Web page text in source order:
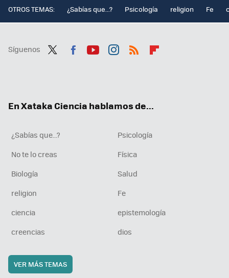
OTROS TEMAS: ¿Sabías que...? Psicología religion Fe
Síguenos
En Xataka Ciencia hablamos de...
¿Sabías que...?
Psicología
No te lo creas
Física
Biología
Salud
religion
Fe
ciencia
epistemología
creencias
dios
VER MÁS TEMAS